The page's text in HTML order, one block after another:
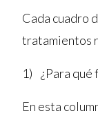
Cada cuadro
tratamientos
1) ¿Para qué
En esta